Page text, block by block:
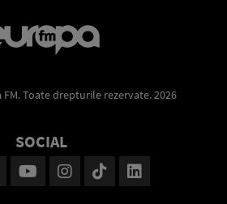
Toate drepturile rezervate. 2026
SOCIAL